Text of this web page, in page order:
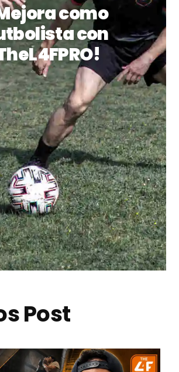
como
con
Post